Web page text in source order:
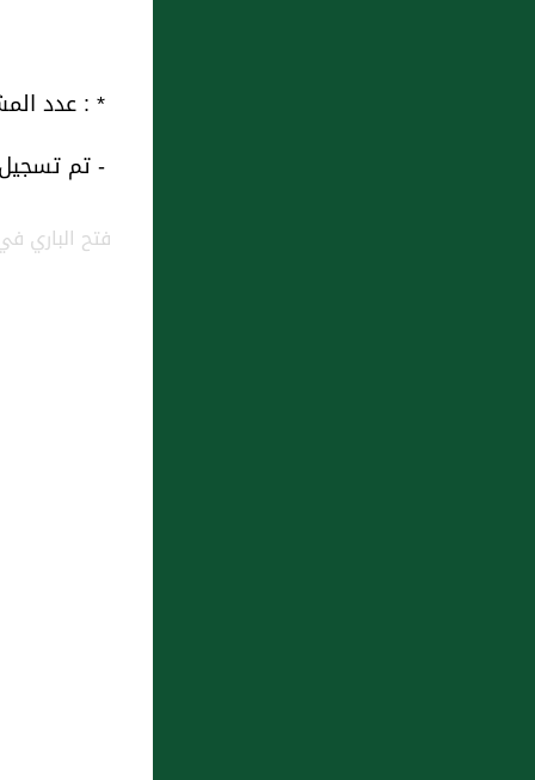
* : عدد المشاهدات و التنزيل
- تم تسجيل
فتح الباري